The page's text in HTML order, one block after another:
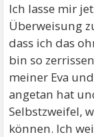
Ich lasse mir
Überweisung
dass ich das
bin so
meiner Eva
angetan hat
Selbstzweifel,
können. Ich